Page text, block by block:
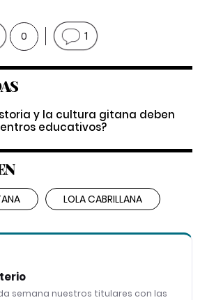
0 1
y la cultura gitana deben
educativos?
LOLA CABRILLANA
semana nuestros titulares con las